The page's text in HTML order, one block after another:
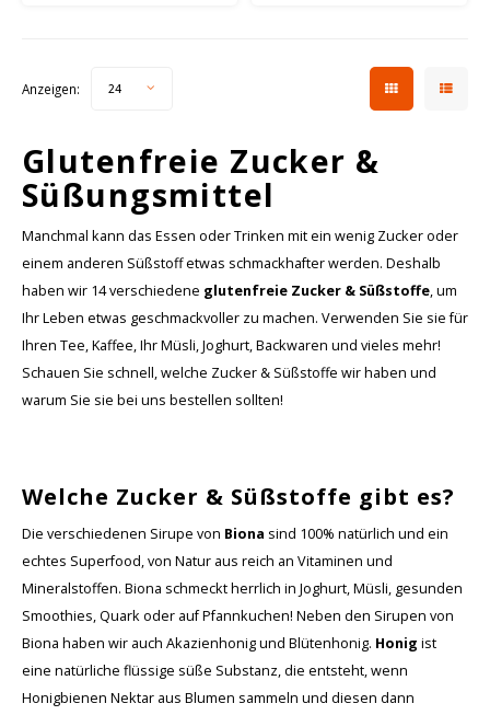
Anzeigen: 24
Glutenfreie Zucker &
Süßungsmittel
Manchmal kann das Essen oder Trinken mit ein wenig Zucker oder
einem anderen Süßstoff etwas schmackhafter werden. Deshalb
haben wir 14 verschiedene glutenfreie Zucker & Süßstoffe, um
Ihr Leben etwas geschmackvoller zu machen. Verwenden Sie sie für
Ihren Tee, Kaffee, Ihr Müsli, Joghurt, Backwaren und vieles mehr!
Schauen Sie schnell, welche Zucker & Süßstoffe wir haben und
warum Sie sie bei uns bestellen sollten!
Welche Zucker & Süßstoffe gibt es?
Die verschiedenen Sirupe von Biona sind 100% natürlich und ein
echtes Superfood, von Natur aus reich an Vitaminen und
Mineralstoffen. Biona schmeckt herrlich in Joghurt, Müsli, gesunden
Smoothies, Quark oder auf Pfannkuchen! Neben den Sirupen von
Biona haben wir auch Akazienhonig und Blütenhonig. Honig ist
eine natürliche flüssige süße Substanz, die entsteht, wenn
Honigbienen Nektar aus Blumen sammeln und diesen dann